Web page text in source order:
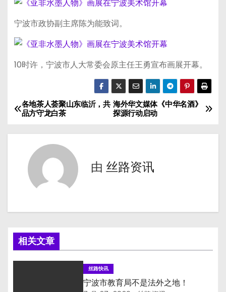
宁波市政协副主席陈为能致词。
10时许，宁波市人大常委会原主任王勇宣布画展开幕。
文
章
航
海外华文媒体《中华名酒》
探源行动启动
各地茶人荟聚山东临沂，共
品方守龙白茶
由 丝路资讯
相关文章
丝路快讯
宁波市教育局不是法外之地！